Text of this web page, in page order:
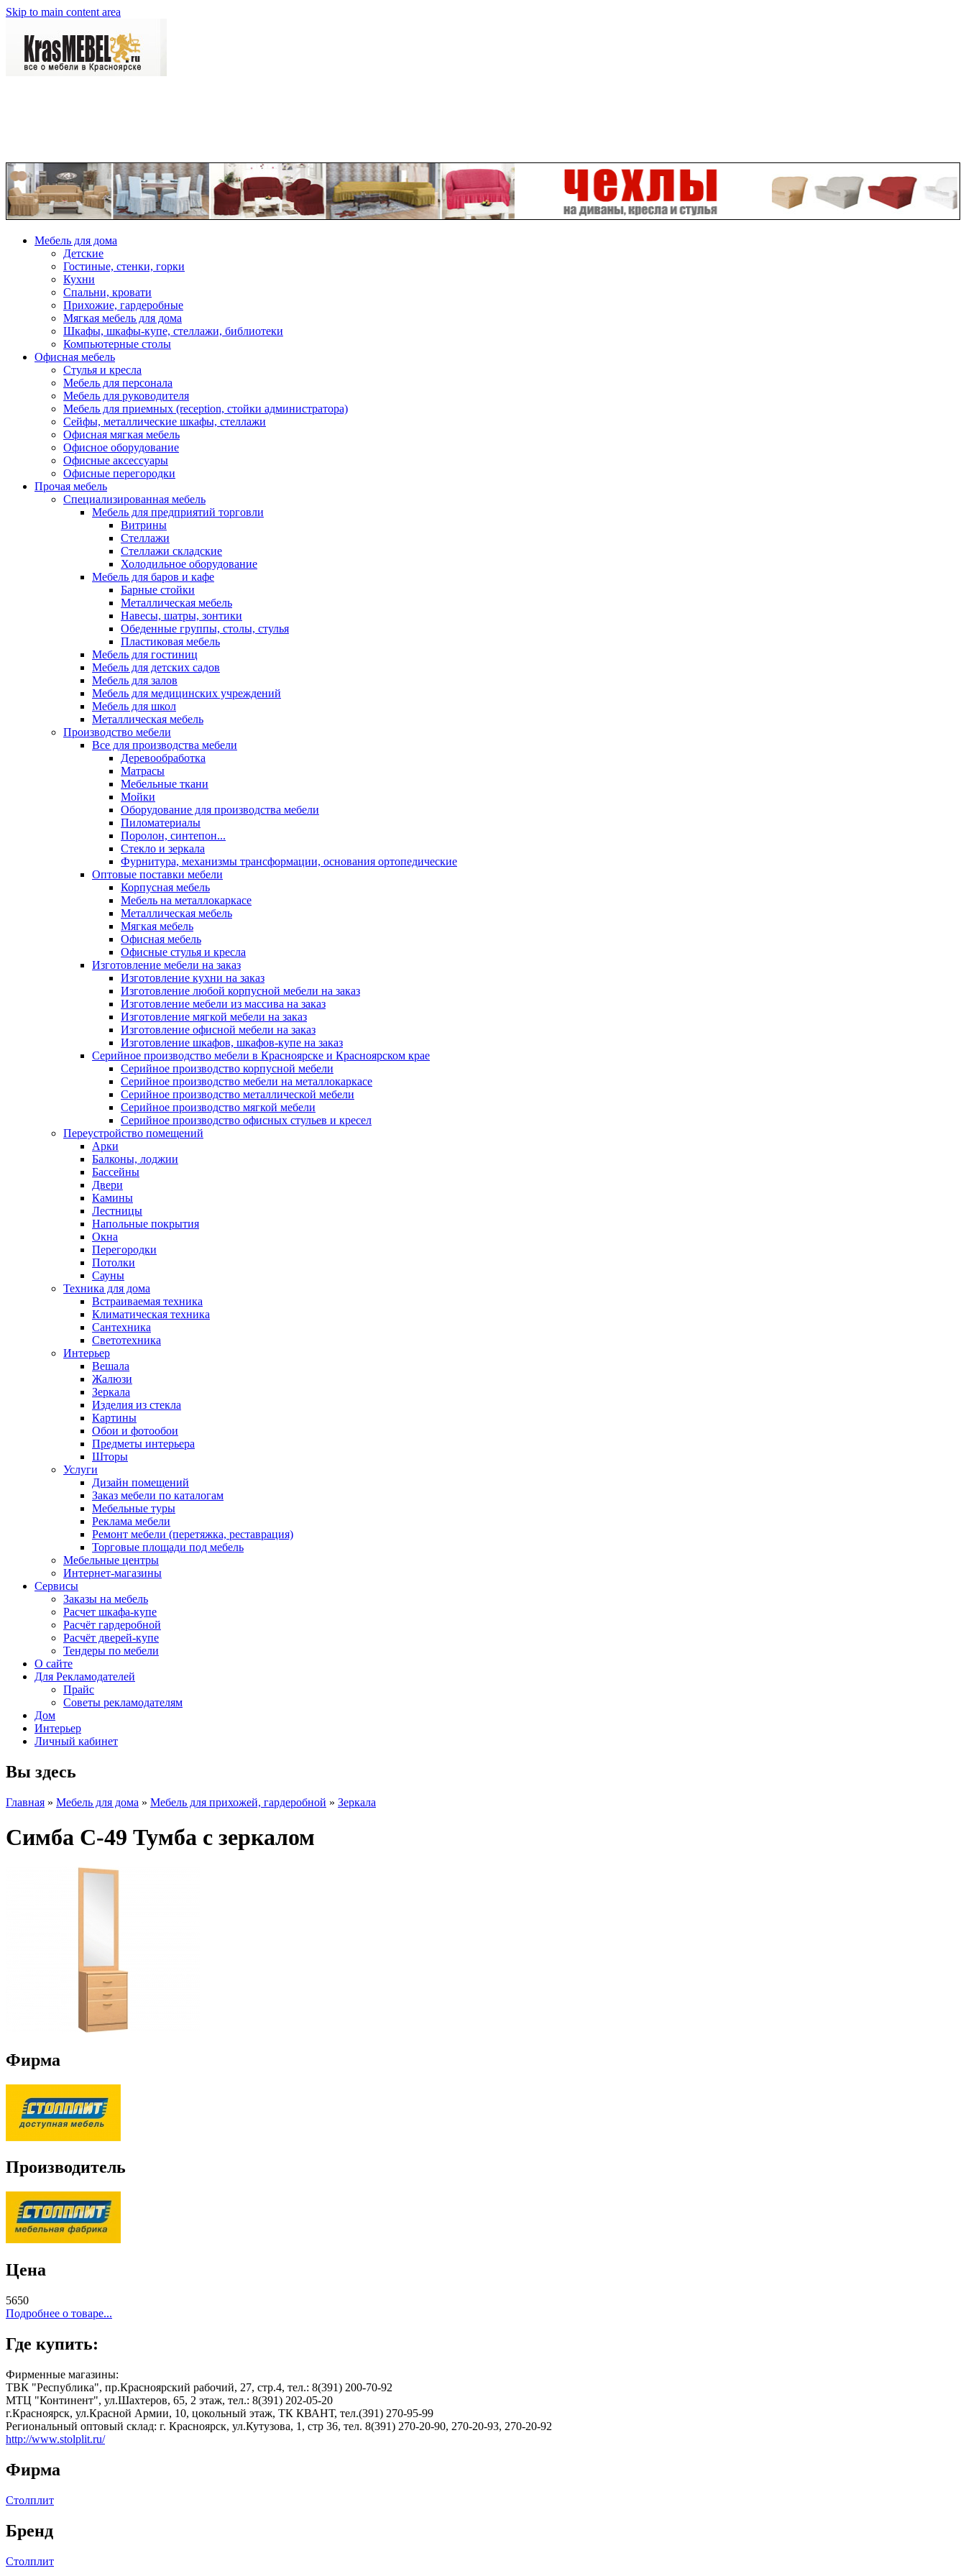
Skip to main content area
Мебель для дома
Детские
Гостиные, стенки, горки
Кухни
Спальни, кровати
Прихожие, гардеробные
Мягкая мебель для дома
Шкафы, шкафы-купе, стеллажи, библиотеки
Компьютерные столы
Офисная мебель
Стулья и кресла
Мебель для персонала
Мебель для руководителя
Мебель для приемных (reception, стойки администратора)
Сейфы, металлические шкафы, стеллажи
Офисная мягкая мебель
Офисное оборудование
Офисные аксессуары
Офисные перегородки
Прочая мебель
Специализированная мебель
Мебель для предприятий торговли
Витрины
Стеллажи
Стеллажи складские
Холодильное оборудование
Мебель для баров и кафе
Барные стойки
Металлическая мебель
Навесы, шатры, зонтики
Обеденные группы, столы, стулья
Пластиковая мебель
Мебель для гостиниц
Мебель для детских садов
Мебель для залов
Мебель для медицинских учреждений
Мебель для школ
Металлическая мебель
Производство мебели
Все для производства мебели
Деревообработка
Матрасы
Мебельные ткани
Мойки
Оборудование для производства мебели
Пиломатериалы
Поролон, синтепон...
Стекло и зеркала
Фурнитура, механизмы трансформации, основания ортопедические
Оптовые поставки мебели
Корпусная мебель
Мебель на металлокаркасе
Металлическая мебель
Мягкая мебель
Офисная мебель
Офисные стулья и кресла
Изготовление мебели на заказ
Изготовление кухни на заказ
Изготовление любой корпусной мебели на заказ
Изготовление мебели из массива на заказ
Изготовление мягкой мебели на заказ
Изготовление офисной мебели на заказ
Изготовление шкафов, шкафов-купе на заказ
Серийное производство мебели в Красноярске и Красноярском крае
Серийное производство корпусной мебели
Серийное производство мебели на металлокаркасе
Серийное производство металлической мебели
Серийное производство мягкой мебели
Серийное производство офисных стульев и кресел
Переустройство помещений
Арки
Балконы, лоджии
Бассейны
Двери
Камины
Лестницы
Напольные покрытия
Окна
Перегородки
Потолки
Сауны
Техника для дома
Встраиваемая техника
Климатическая техника
Сантехника
Светотехника
Интерьер
Вешала
Жалюзи
Зеркала
Изделия из стекла
Картины
Обои и фотообои
Предметы интерьера
Шторы
Услуги
Дизайн помещений
Заказ мебели по каталогам
Мебельные туры
Реклама мебели
Ремонт мебели (перетяжка, реставрация)
Торговые площади под мебель
Мебельные центры
Интернет-магазины
Сервисы
Заказы на мебель
Расчет шкафа-купе
Расчёт гардеробной
Расчёт дверей-купе
Тендеры по мебели
О сайте
Для Рекламодателей
Прайс
Советы рекламодателям
Дом
Интерьер
Личный кабинет
Вы здесь
Главная » Мебель для дома » Мебель для прихожей, гардеробной » Зеркала
Симба С-49 Тумба с зеркалом
Фирма
Производитель
Цена
5650
Подробнее о товаре...
Где купить:
Фирменные магазины:
ТВК "Республика", пр.Красноярский рабочий, 27, стр.4, тел.: 8(391) 200-70-92
МТЦ "Континент", ул.Шахтеров, 65, 2 этаж, тел.: 8(391) 202-05-20
г.Красноярск, ул.Красной Армии, 10, цокольный этаж, ТК КВАНТ, тел.(391) 270-95-99
Региональный оптовый склад: г. Красноярск, ул.Кутузова, 1, стр 36, тел. 8(391) 270-20-90, 270-20-93, 270-20-92
http://www.stolplit.ru/
Фирма
Столплит
Бренд
Столплит